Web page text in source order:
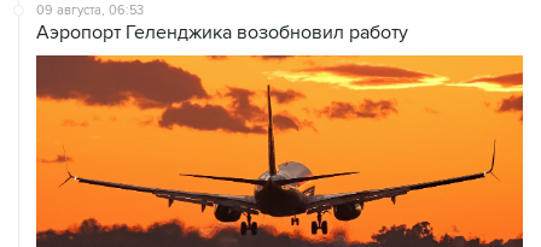
09 августа, 06:53
Аэропорт Геленджика возобновил работу